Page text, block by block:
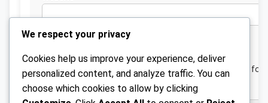
Save my name, email, and website in this browser for
next time I comment.
We respect your privacy
Cookies help us improve your experience, deliver
personalized content, and analyze traffic. You can
choose which cookies to allow by clicking